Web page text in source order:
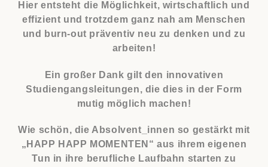
Hier entsteht die Möglichkeit, wirtschaftlich und
effizient und trotzdem ganz nah am Menschen
und burn-out präventiv neu zu denken und zu
arbeiten!
Ein großer Dank gilt den innovativen
Studiengangsleitungen, die dies in der Form
mutig möglich machen!
Wie schön, die Absolvent_innen so gestärkt mit
„HAPP HAPP MOMENTEN“ aus ihrem eigenen
Tun in ihre berufliche Laufbahn starten zu